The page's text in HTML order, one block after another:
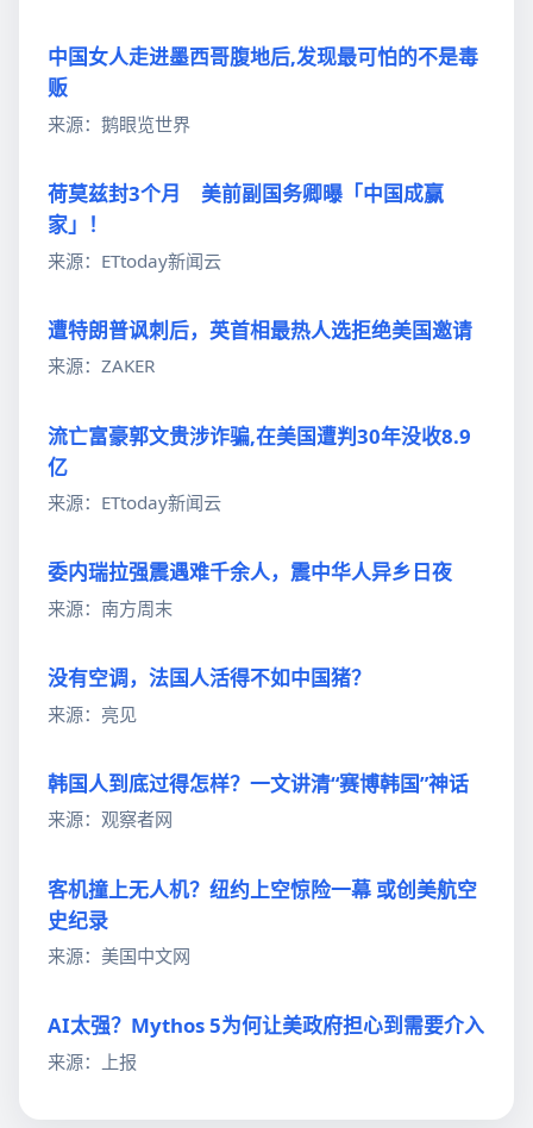
中国女人走进墨西哥腹地后,发现最可怕的不是毒
贩
来源：鹅眼览世界
荷莫兹封3个月 美前副国务卿曝「中国成赢
家」！
来源：ETtoday新闻云
遭特朗普讽刺后，英首相最热人选拒绝美国邀请
来源：ZAKER
流亡富豪郭文贵涉诈骗,在美国遭判30年没收8.9
亿
来源：ETtoday新闻云
委内瑞拉强震遇难千余人，震中华人异乡日夜
来源：南方周末
没有空调，法国人活得不如中国猪？
来源：亮见
韩国人到底过得怎样？一文讲清“赛博韩国”神话
来源：观察者网
客机撞上无人机？纽约上空惊险一幕 或创美航空
史纪录
来源：美国中文网
AI太强？Mythos 5为何让美政府担心到需要介入
来源：上报